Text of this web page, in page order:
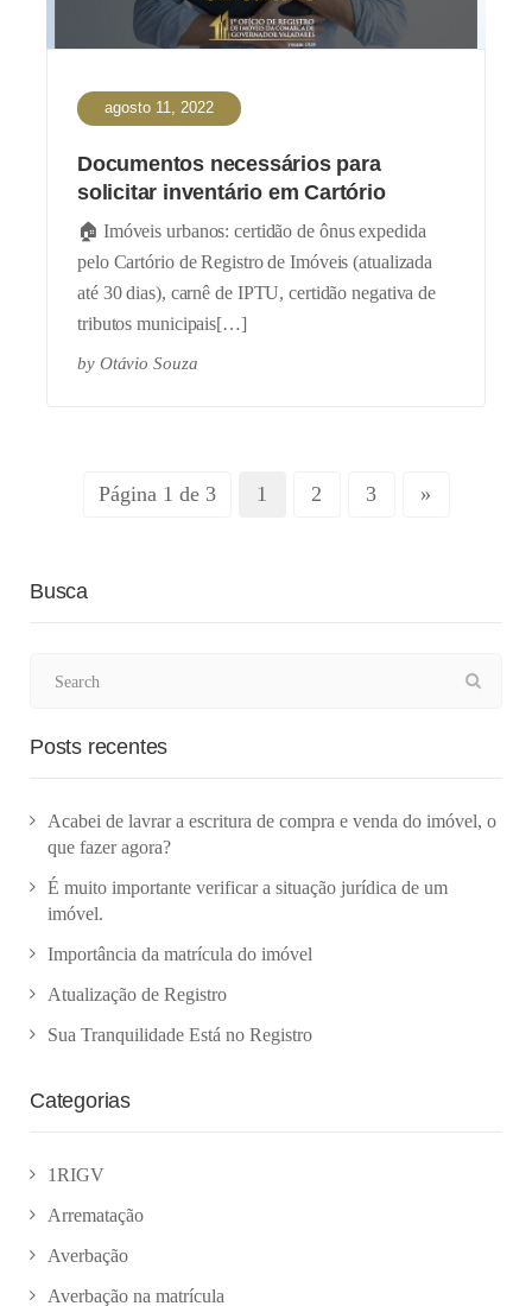
agosto 11, 2022
Documentos necessários para
solicitar inventário em Cartório
🏠 Imóveis urbanos: certidão de ônus expedida
pelo Cartório de Registro de Imóveis (atualizada
até 30 dias), carnê de IPTU, certidão negativa de
tributos municipais[…]
by Otávio Souza
Página 1 de 3 1 2 3 »
Busca
Posts recentes
Acabei de lavrar a escritura de compra e venda do imóvel, o
que fazer agora?
É muito importante verificar a situação jurídica de um
imóvel.
Importância da matrícula do imóvel
Atualização de Registro
Sua Tranquilidade Está no Registro
Categorias
1RIGV
Arrematação
Averbação
Averbação na matrícula